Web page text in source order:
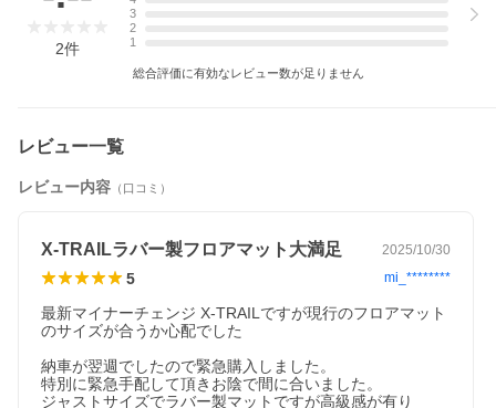
ステッチ糸カラー変更オプションはこちら
よく一緒に購入されている商品
配送遅延に関するお知らせ
2件
3
2
1
総合評価に有効なレビュー数が足りません
レビュー一覧
レビュー内容 （口コミ）
X-TRAILラバー製フロアマット大満足 2025/10/30
5 mi_********
最新マイナーチェンジ X-TRAILですが現行のフロアマット
のサイズが合うか心配でした
納車が翌週でしたので緊急購入しました。
特別に緊急手配して頂きお陰で間に合いました。
ジャストサイズでラバー製マットですが高級感が有り